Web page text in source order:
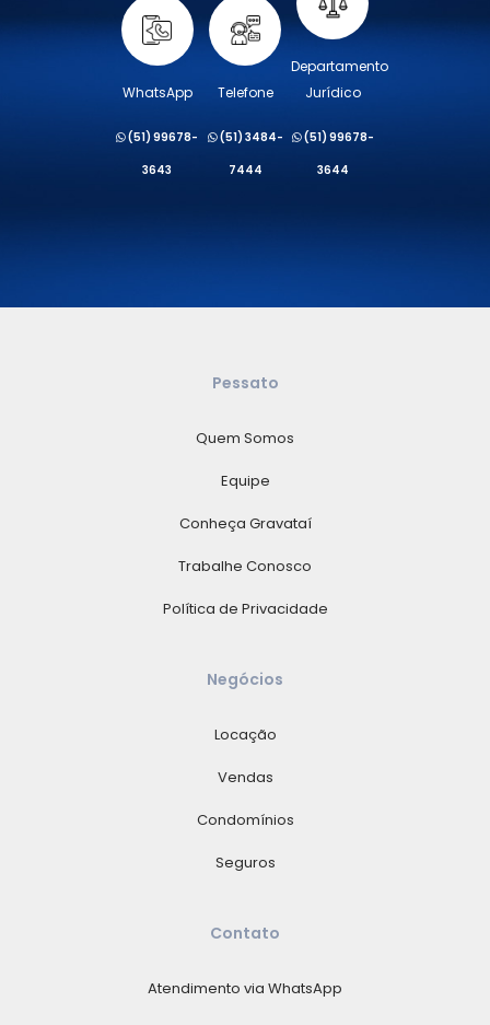
WhatsApp
(51) 99678-
3643
Telefone
(51) 3484-
7444
Departamento
Jurídico
(51) 99678-
3644
Pessato
Quem Somos
Equipe
Conheça Gravataí
Trabalhe Conosco
Política de Privacidade
Negócios
Locação
Vendas
Condomínios
Seguros
Contato
Atendimento via WhatsApp